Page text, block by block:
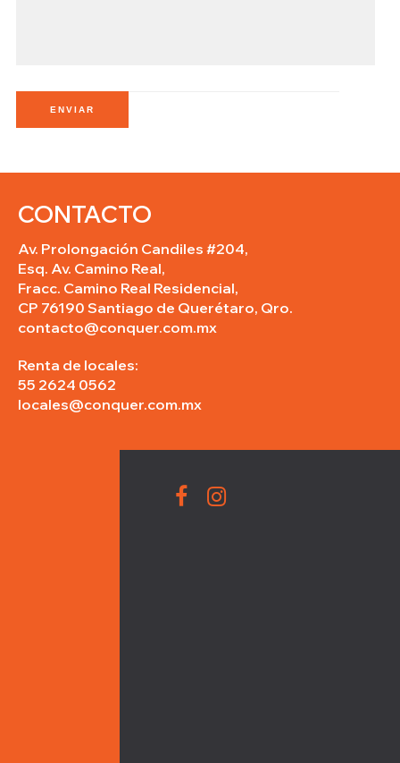
ENVIAR
CONTACTO
Av. Prolongación Candiles #204,
Esq. Av. Camino Real,
Fracc. Camino Real Residencial,
CP 76190 Santiago de Querétaro, Qro.
contacto@conquer.com.mx
Renta de locales:
55 2624 0562
locales@conquer.com.mx